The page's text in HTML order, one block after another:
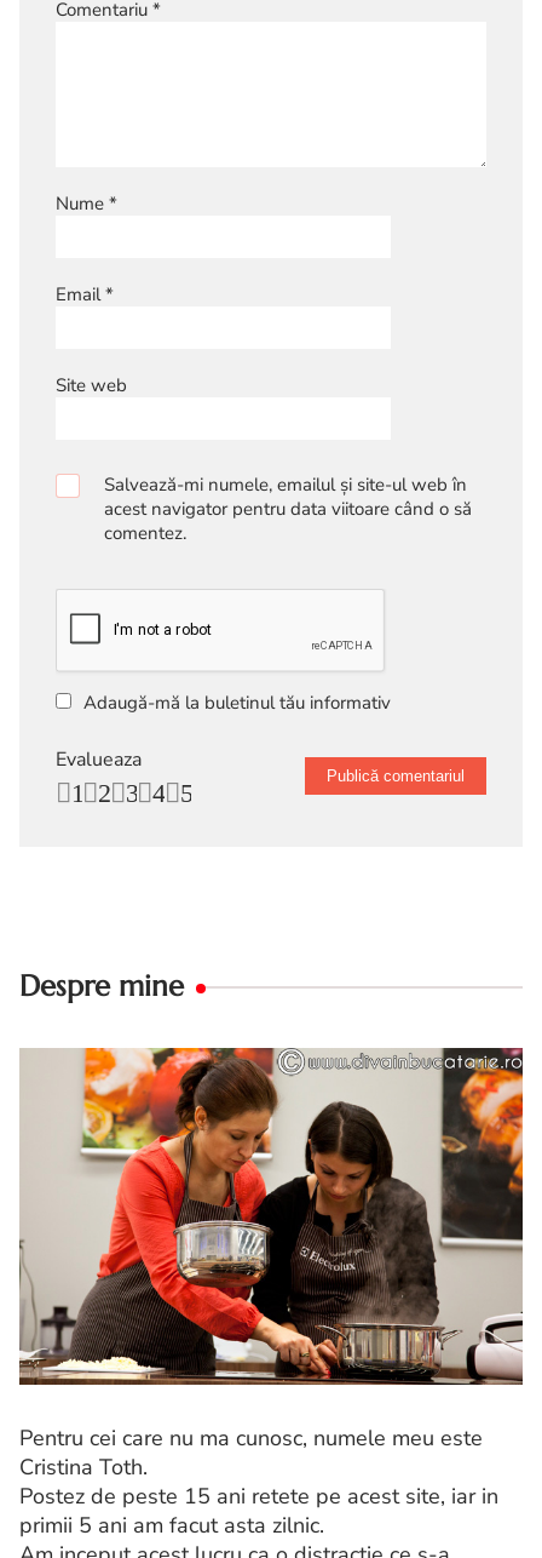
Comentariu *
Nume *
Email*
Site web
Salvează-mi numele, emailul și site-ul web în
acest navigator pentru data viitoare când o să
comentez.
Adaugă-mă la buletinul tău informativ
Evalueaza
5
4
3
2
1
Despre mine
Pentru cei care nu ma cunosc, numele meu este
Cristina Toth.
Postez de peste 15 ani retete pe acest site, iar in
primii 5 ani am facut asta zilnic.